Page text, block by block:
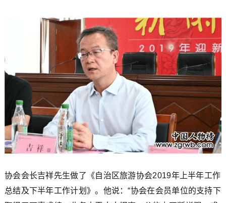
协会会长吉祥先生做了《自治区旅游协会2019年上半年工作
总结及下半年工作计划》。他说：“协会在会员单位的支持下